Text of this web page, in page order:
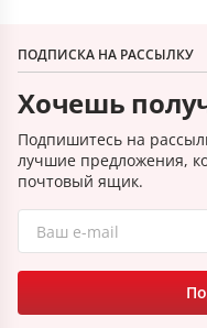
ПОДПИСКА НА РАССЫЛКУ
Хочешь
Подпишитесь на
лучшие предложения,
почтовый ящик.